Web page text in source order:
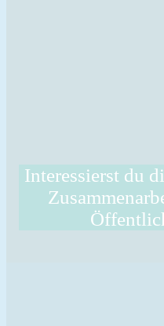
Interessierst du